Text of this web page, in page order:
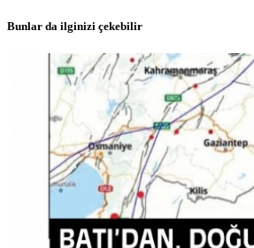
Bunlar da ilginizi çekebilir